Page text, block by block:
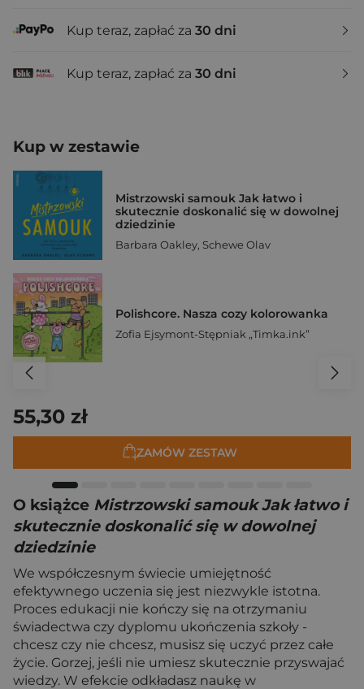
Kup teraz, zapłać za 30 dni
Kup teraz, zapłać za 30 dni
Kup w zestawie
Mistrzowski samouk Jak łatwo i
skutecznie doskonalić się w dowolnej
dziedzinie
Barbara Oakley, Schewe Olav
Polishcore. Nasza cozy kolorowanka
Zofia Ejsymont-Stępniak „Timka.ink”
55,30 zł
ZAMÓW ZESTAW
O książce Mistrzowski samouk Jak łatwo i
skutecznie doskonalić się w dowolnej
dziedzinie
We współczesnym świecie umiejętność
efektywnego uczenia się jest niezwykle istotna.
Proces edukacji nie kończy się na otrzymaniu
świadectwa czy dyplomu ukończenia szkoły -
chcesz czy nie chcesz, musisz się uczyć przez całe
życie. Gorzej, jeśli nie umiesz skutecznie przyswajać
wiedzy. W efekcie odkładasz naukę w